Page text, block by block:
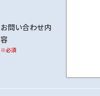
お問い合わせ内
容
※必須